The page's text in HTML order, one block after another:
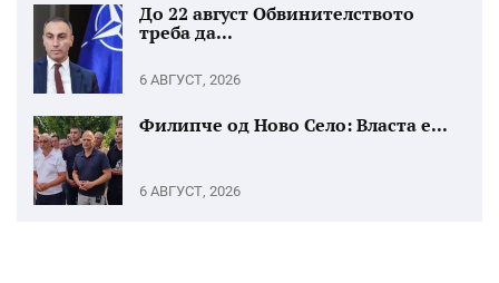
До 22 август Обвинителството
треба да...
6 АВГУСТ, 2026
Филипче од Ново Село: Власта е...
6 АВГУСТ, 2026